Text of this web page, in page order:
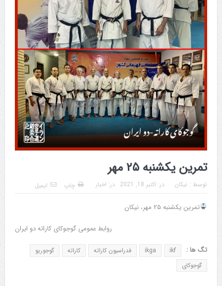
تمرین یکشنبه ۲۵ مهر
توسط : نیکان در: اکتبر 18, 2021 در: اخبار چاپ ایمیل
تمرین یکشنبه ۲۵ مهر، نیکان
روابط عمومی گوجوکای کاراته دو ایران
تگ ها : ikf
ikga فدراسیون کاراته کاراته
گوجوریو
گوجوکای